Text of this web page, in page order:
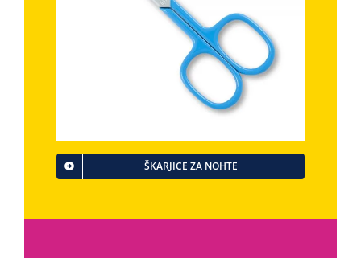
ŠKARJICE ZA NOHTE